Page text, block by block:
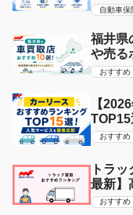
自動車保
福井県
や売る
おすすめ
【
おすすめ
トラ
最新】
おすすめ